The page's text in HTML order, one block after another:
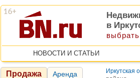
в
НОВОСТИ И СТАТЬИ
Продажа Аренда Иркутская